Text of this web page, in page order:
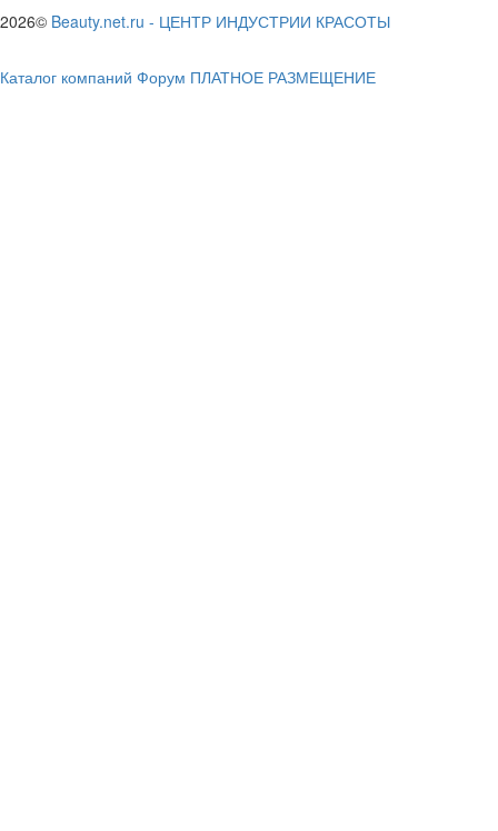
2026© Beauty.net.ru - ЦЕНТР ИНДУСТРИИ КРАСОТЫ
Каталог компаний Форум ПЛАТНОЕ РАЗМЕЩЕНИЕ